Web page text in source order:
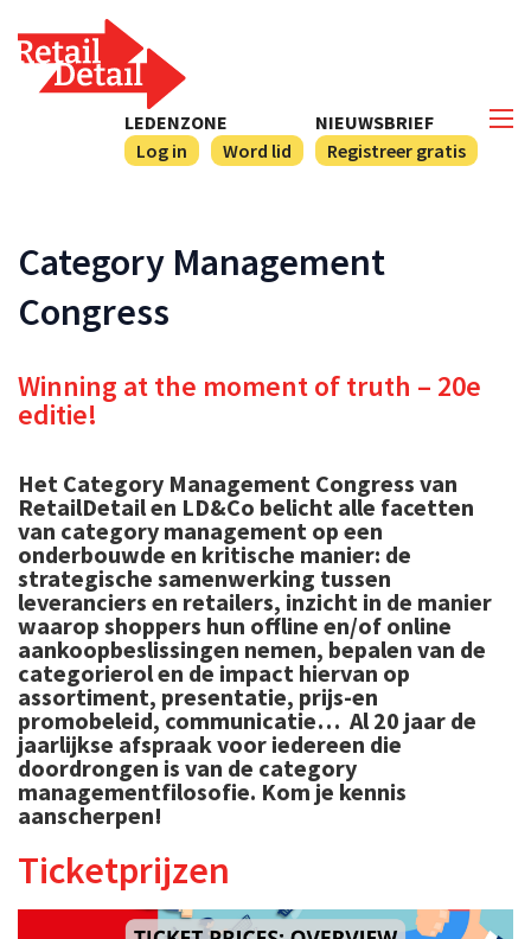
NIEUWSBRIEF
Registreer gratis
LEDENZONE
Log in
Word lid
Category Management
Congress
Winning at the moment of truth – 20e
editie!
Het Category Management Congress van
RetailDetail en LD&Co belicht alle facetten
van category management op een
onderbouwde en kritische manier: de
strategische samenwerking tussen
leveranciers en retailers, inzicht in de manier
waarop shoppers hun offline en/of online
aankoopbeslissingen nemen, bepalen van de
categorierol en de impact hiervan op
assortiment, presentatie, prijs-en
promobeleid, communicatie… Al 20 jaar de
jaarlijkse afspraak voor iedereen die
doordrongen is van de category
managementfilosofie. Kom je kennis
aanscherpen!
Ticketprijzen